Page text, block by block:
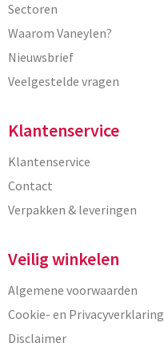
Sectoren
Waarom Vaneylen?
Nieuwsbrief
Veelgestelde vragen
Klantenservice
Klantenservice
Contact
Verpakken & leveringen
Veilig winkelen
Algemene voorwaarden
Cookie- en Privacyverklaring
Disclaimer